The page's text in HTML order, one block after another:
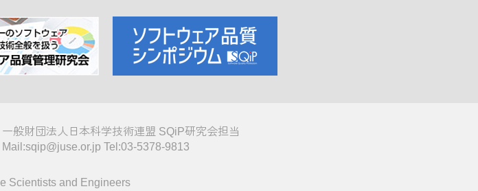
一般財団法人日本科学技術連盟 SQiP研究会担当
Mail:sqip@juse.or.jp Tel:03-5378-9813
Scientists and Engineers